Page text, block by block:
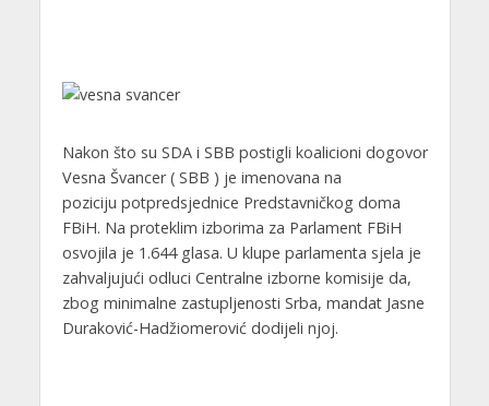
Nakon što su SDA i SBB postigli koalicioni dogovor
Vesna Švancer ( SBB ) je imenovana na
poziciju potpredsjednice Predstavničkog doma
FBiH. Na proteklim izborima za Parlament FBiH
osvojila je 1.644 glasa. U klupe parlamenta sjela je
zahvaljujući odluci Centralne izborne komisije da,
zbog minimalne zastupljenosti Srba, mandat Jasne
Duraković-Hadžiomerović dodijeli njoj.